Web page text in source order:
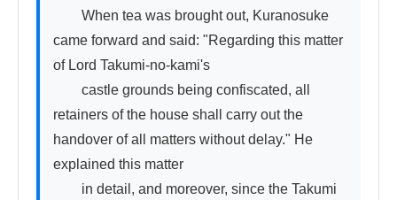
When tea was brought out, Kuranosuke
came forward and said: "Regarding this matter
of Lord Takumi-no-kami's
castle grounds being confiscated, all
retainers of the house shall carry out the
handover of all matters without delay." He
explained this matter
in detail, and moreover, since the Takumi